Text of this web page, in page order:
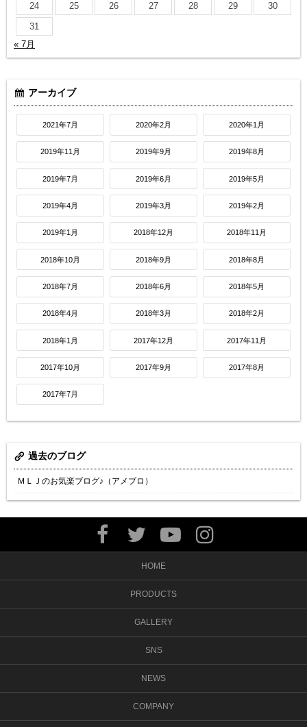
24
25 26 27 28 29
30
31
« 7月
アーカイブ
2021年7月 2020年2月 2020年1月
2019年11月 2019年9月 2019年8月
2019年7月 2019年6月 2019年5月
2019年4月 2019年3月 2019年2月
2019年1月 2018年12月 2018年11月
2018年10月 2018年9月 2018年8月
2018年7月 2018年6月 2018年5月
2018年4月 2018年3月 2018年2月
2018年1月 2017年12月 2017年11月
2017年10月 2017年9月 2017年8月
2017年7月
過去のブログ
ＭＬＪのお気楽ブログ♪（アメブロ）
HOME
PRODUCTS
GALLERY
SNS
NEWS
COMPANY